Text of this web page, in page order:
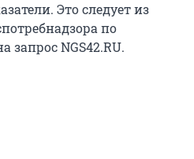
Это следует из
по
запрос NGS42.RU.